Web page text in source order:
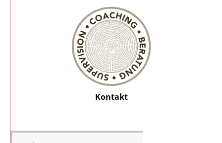
Kontakt